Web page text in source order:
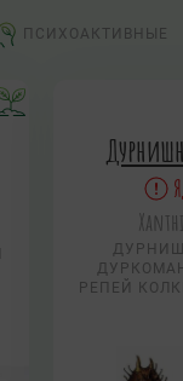
ПСИХОАКТИВНЫЕ
РЕПЕЙ